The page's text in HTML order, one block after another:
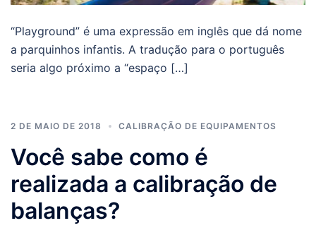
“Playground” é uma expressão em inglês que dá nome
a parquinhos infantis. A tradução para o português
seria algo próximo a “espaço […]
2 DE MAIO DE 2018 CALIBRAÇÃO DE EQUIPAMENTOS
Você sabe como é
realizada a calibração de
balanças?